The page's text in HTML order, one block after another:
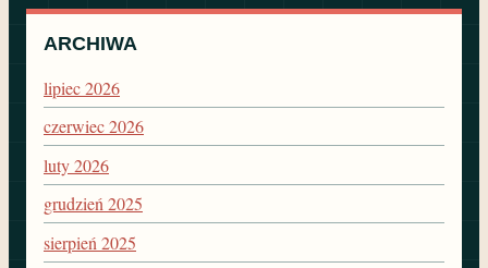
ARCHIWA
lipiec 2026
czerwiec 2026
luty 2026
grudzień 2025
sierpień 2025